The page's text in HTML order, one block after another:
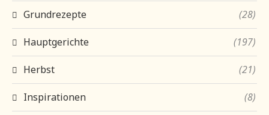
Grundrezepte (28)
Hauptgerichte (197)
Herbst (21)
Inspirationen (8)